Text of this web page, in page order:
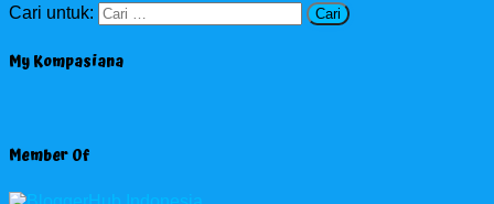
Cari untuk:
My Kompasiana
Member Of